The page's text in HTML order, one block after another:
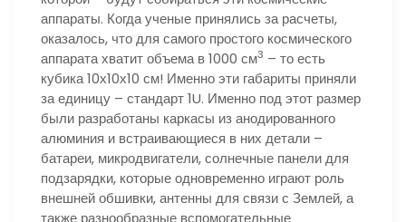
аппараты. Когда ученые принялись за расчеты,
оказалось, что для самого простого космического
аппарата хватит объема в 1000 см3 – то есть
кубика 10х10х10 см! Именно эти габариты приняли
за единицу – стандарт 1U. Именно под этот размер
были разработаны каркасы из анодированного
алюминия и встраивающиеся в них детали –
батареи, микродвигатели, солнечные панели для
подзарядки, которые одновременно играют роль
внешней обшивки, антенны для связи с Землей, а
также разнообразные вспомогательные